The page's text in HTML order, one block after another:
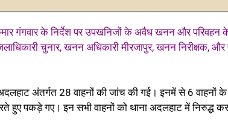
गंगवार के निर्देश पर उपखनिजों के अवैध खनन और परिवहन
चुनार, खनन अधिकारी मीरजापुर, खनन निरीक्षक,
अंतर्गत 28 वाहनों की जांच की गई। इनमें से 6 वाहनों
पकड़े गए। इन सभी वाहनों को थाना अदलहाट में निरुद्ध कर